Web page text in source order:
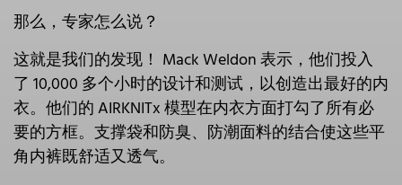
那么，专家怎么说？
这就是我们的发现！ Mack Weldon 表示，他们投入
了 10,000 多个小时的设计和测试，以创造出最好的内
衣。他们的 AIRKNITx 模型在内衣方面打勾了所有必
要的方框。支撑袋和防臭、防潮面料的结合使这些平
角内裤既舒适又透气。